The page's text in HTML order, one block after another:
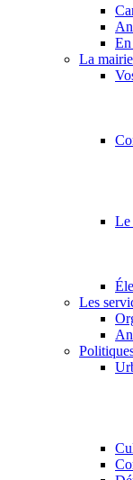
En
La mairie
Le
Les